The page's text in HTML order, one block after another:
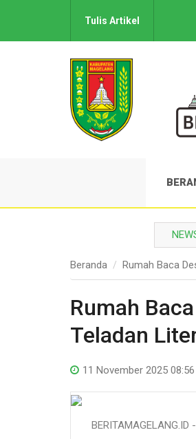
Tulis Artikel
Beranda Rumah Baca
Rumah
Teladan
11 November 2025 08:56